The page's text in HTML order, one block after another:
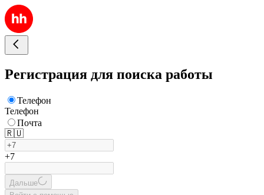
Регистрация для поиска работы
Телефон
Телефон
Почта
🇷🇺
+7
Дальше